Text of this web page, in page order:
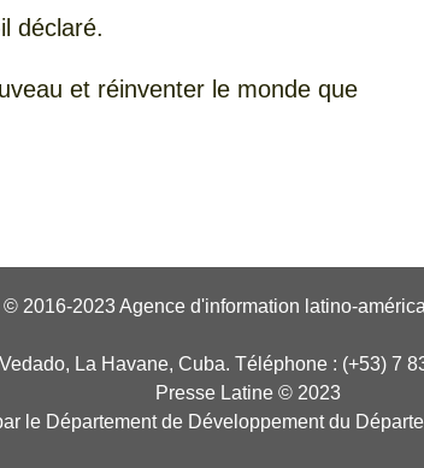
déclaré.
et réinventer le monde que
© 2016-2023 Agence d'information latino-
La Havane, Cuba. Téléphone : (+53) 7
Presse Latine © 2023
le Département de Développement du